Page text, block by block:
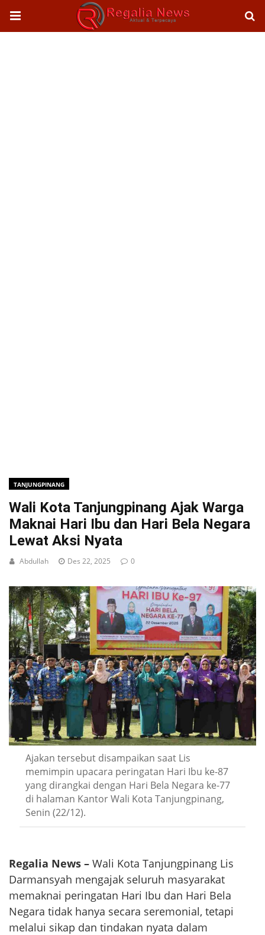
TANJUNGPINANG
Wali Kota Tanjungpinang Ajak Warga
Maknai Hari Ibu dan Hari Bela Negara
Lewat Aksi Nyata
Abdullah Des 22, 2025 0
Ajakan tersebut disampaikan saat Lis
memimpin upacara peringatan Hari Ibu ke-87
yang dirangkai dengan Hari Bela Negara ke-77
di halaman Kantor Wali Kota Tanjungpinang,
Senin (22/12).
Regalia News – Wali Kota Tanjungpinang Lis
Darmansyah mengajak seluruh masyarakat
memaknai peringatan Hari Ibu dan Hari Bela
Negara tidak hanya secara seremonial, tetapi
melalui sikap dan tindakan nyata dalam